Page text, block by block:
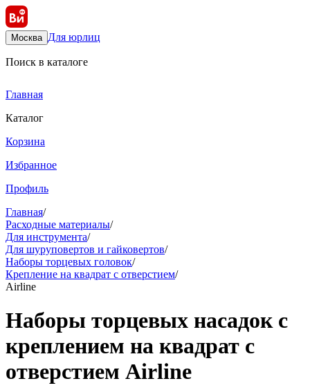
Москва Для юрлиц
Поиск в каталоге
Главная
Каталог
Корзина
Избранное
Профиль
Главная/
Расходные материалы/
Для инструмента/
Для шуруповертов и гайковертов/
Наборы торцевых головок/
Крепление на квадрат с отверстием/
Airline
Наборы торцевых насадок с
креплением на квадрат с
отверстием Airline